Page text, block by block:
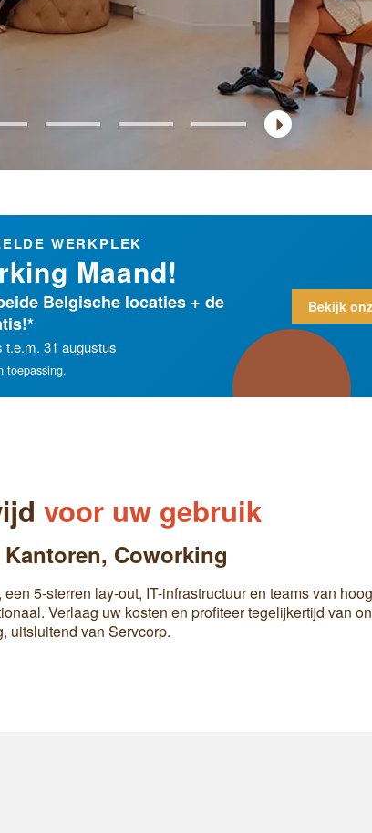
WERKPLEK
Maand!
Belgische locaties + de
t.e.m. 31 augustus
toepassing.
Bekijk
voor uw gebruik
, Coworking
5-sterren lay-out, IT-infrastructuur en teams van
Verlaag uw kosten en profiteer tegelijkertijd van
uitsluitend van Servcorp.